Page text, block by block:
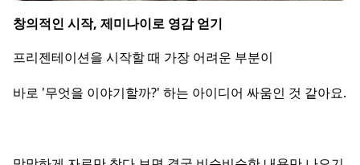
창의적인 시작, 제미나이로 영감 얻기
프리젠테이션을 시작할 때 가장 어려운 부분이
바로 '무엇을 이야기할까?' 하는 아이디어 싸움인 것 같아요.